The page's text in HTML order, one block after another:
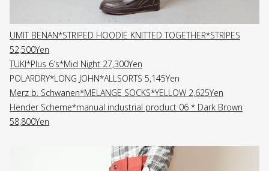
UMIT BENAN*STRIPED HOODIE KNITTED TOGETHER*STRIPES
52,500Yen
TUKI*Plus 6′s*Mid Night 27,300Yen
POLARDRY*LONG JOHN*ALLSORTS 5,145Yen
Merz b. Schwanen*MELANGE SOCKS*YELLOW 2,625Yen
Hender Scheme*manual industrial product 06 * Dark Brown
58,800Yen